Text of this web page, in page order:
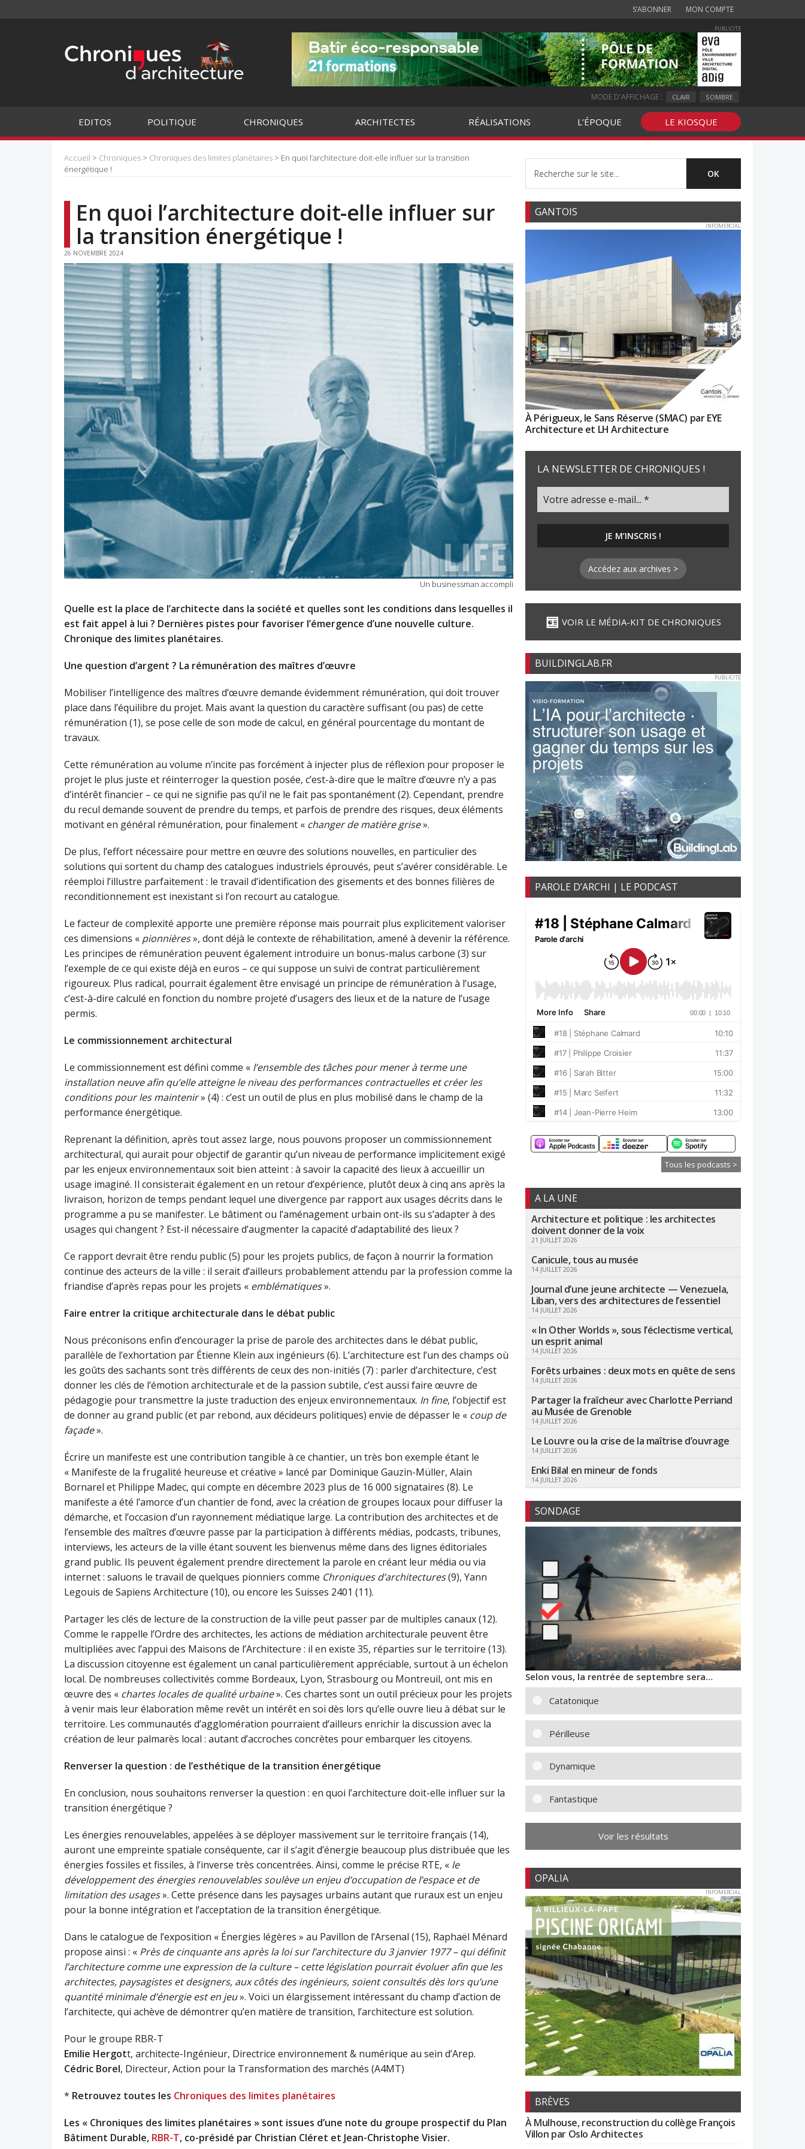
S’ABONNER MON COMPTE
PUBLICITE
MODE D'AFFICHAGE : CLAIR SOMBRE
EDITOS POLITIQUE CHRONIQUES ARCHITECTES RÉALISATIONS L’ÉPOQUE LE KIOSQUE
Accueil > Chroniques > Chroniques des limites planétaires > En quoi l’architecture doit-elle influer sur la transition
énergétique !
En quoi l’architecture doit-elle influer sur
la transition énergétique !
26 NOVEMBRE 2024
Un businessman accompli
Quelle est la place de l’architecte dans la société et quelles sont les conditions dans lesquelles il
est fait appel à lui ? Dernières pistes pour favoriser l’émergence d’une nouvelle culture.
Chronique des limites planétaires.
Une question d’argent ? La rémunération des maîtres d’œuvre
Mobiliser l’intelligence des maîtres d’œuvre demande évidemment rémunération, qui doit trouver
place dans l’équilibre du projet. Mais avant la question du caractère suffisant (ou pas) de cette
rémunération (1), se pose celle de son mode de calcul, en général pourcentage du montant de
travaux.
Cette rémunération au volume n’incite pas forcément à injecter plus de réflexion pour proposer le
projet le plus juste et réinterroger la question posée, c’est-à-dire que le maître d’œuvre n’y a pas
d’intérêt financier – ce qui ne signifie pas qu’il ne le fait pas spontanément (2). Cependant, prendre
du recul demande souvent de prendre du temps, et parfois de prendre des risques, deux éléments
motivant en général rémunération, pour finalement « changer de matière grise».
De plus, l’effort nécessaire pour mettre en œuvre des solutions nouvelles, en particulier des
solutions qui sortent du champ des catalogues industriels éprouvés, peut s’avérer considérable. Le
réemploi l’illustre parfaitement : le travail d’identification des gisements et des bonnes filières de
reconditionnement est inexistant si l’on recourt au catalogue.
Le facteur de complexité apporte une première réponse mais pourrait plus explicitement valoriser
ces dimensions « pionnières», dont déjà le contexte de réhabilitation, amené à devenir la référence.
Les principes de rémunération peuvent également introduire un bonus-malus carbone (3) sur
l’exemple de ce qui existe déjà en euros – ce qui suppose un suivi de contrat particulièrement
rigoureux. Plus radical, pourrait également être envisagé un principe de rémunération à l’usage,
c’est-à-dire calculé en fonction du nombre projeté d’usagers des lieux et de la nature de l’usage
permis.
Le commissionnement architectural
Le commissionnement est défini comme « l’ensemble des tâches pour mener à terme une
installation neuve afin qu’elle atteigne le niveau des performances contractuelles et créer les
conditions pour les maintenir» (4) : c’est un outil de plus en plus mobilisé dans le champ de la
performance énergétique.
Reprenant la définition, après tout assez large, nous pouvons proposer un commissionnement
architectural, qui aurait pour objectif de garantir qu’un niveau de performance implicitement exigé
par les enjeux environnementaux soit bien atteint : à savoir la capacité des lieux à accueillir un
usage imaginé. Il consisterait également en un retour d’expérience, plutôt deux à cinq ans après la
livraison, horizon de temps pendant lequel une divergence par rapport aux usages décrits dans le
programme a pu se manifester. Le bâtiment ou l’aménagement urbain ont-ils su s’adapter à des
usages qui changent ? Est-il nécessaire d’augmenter la capacité d’adaptabilité des lieux ?
Ce rapport devrait être rendu public (5) pour les projets publics, de façon à nourrir la formation
continue des acteurs de la ville : il serait d’ailleurs probablement attendu par la profession comme la
friandise d’après repas pour les projets « emblématiques».
Faire entrer la critique architecturale dans le débat public
Nous préconisons enfin d’encourager la prise de parole des architectes dans le débat public,
parallèle de l’exhortation par Étienne Klein aux ingénieurs (6). L’architecture est l’un des champs où
les goûts des sachants sont très différents de ceux des non-initiés (7) : parler d’architecture, c’est
donner les clés de l’émotion architecturale et de la passion subtile, c’est aussi faire œuvre de
pédagogie pour transmettre la juste traduction des enjeux environnementaux. In fine, l’objectif est
de donner au grand public (et par rebond, aux décideurs politiques) envie de dépasser le « coup de
façade».
Écrire un manifeste est une contribution tangible à ce chantier, un très bon exemple étant le
« Manifeste de la frugalité heureuse et créative » lancé par Dominique Gauzin-Müller, Alain
Bornarel et Philippe Madec, qui compte en décembre 2023 plus de 16 000 signataires (8). Le
manifeste a été l’amorce d’un chantier de fond, avec la création de groupes locaux pour diffuser la
démarche, et l’occasion d’un rayonnement médiatique large. La contribution des architectes et de
l’ensemble des maîtres d’œuvre passe par la participation à différents médias, podcasts, tribunes,
interviews, les acteurs de la ville étant souvent les bienvenus même dans des lignes éditoriales
grand public. Ils peuvent également prendre directement la parole en créant leur média ou via
internet : saluons le travail de quelques pionniers comme Chroniques d’architectures(9), Yann
Legouis de Sapiens Architecture (10), ou encore les Suisses 2401 (11).
Partager les clés de lecture de la construction de la ville peut passer par de multiples canaux (12).
Comme le rappelle l’Ordre des architectes, les actions de médiation architecturale peuvent être
multipliées avec l’appui des Maisons de l’Architecture : il en existe 35, réparties sur le territoire (13).
La discussion citoyenne est également un canal particulièrement appréciable, surtout à un échelon
local. De nombreuses collectivités comme Bordeaux, Lyon, Strasbourg ou Montreuil, ont mis en
œuvre des « chartes locales de qualité urbaine». Ces chartes sont un outil précieux pour les projets
à venir mais leur élaboration même revêt un intérêt en soi dès lors qu’elle ouvre lieu à débat sur le
territoire. Les communautés d’agglomération pourraient d’ailleurs enrichir la discussion avec la
création de leur palmarès local : autant d’accroches concrètes pour embarquer les citoyens.
Renverser la question : de l’esthétique de la transition énergétique
En conclusion, nous souhaitons renverser la question : en quoi l’architecture doit-elle influer sur la
transition énergétique ?
Les énergies renouvelables, appelées à se déployer massivement sur le territoire français (14),
auront une empreinte spatiale conséquente, car il s’agit d’énergie beaucoup plus distribuée que les
énergies fossiles et fissiles, à l’inverse très concentrées. Ainsi, comme le précise RTE, « le
développement des énergies renouvelables soulève un enjeu d’occupation de l’espace et de
limitation des usages». Cette présence dans les paysages urbains autant que ruraux est un enjeu
pour la bonne intégration et l’acceptation de la transition énergétique.
Dans le catalogue de l’exposition « Énergies légères » au Pavillon de l’Arsenal (15), Raphaël Ménard
propose ainsi : « Près de cinquante ans après la loi sur l’architecture du 3 janvier 1977 – qui définit
l’architecture comme une expression de la culture – cette législation pourrait évoluer afin que les
architectes, paysagistes et designers, aux côtés des ingénieurs, soient consultés dès lors qu’une
quantité minimale d’énergie est en jeu». Voici un élargissement intéressant du champ d’action de
l’architecte, qui achève de démontrer qu’en matière de transition, l’architecture est solution.
Pour le groupe RBR-T
Emilie Hergott, architecte-Ingénieur, Directrice environnement & numérique au sein d’Arep.
Cédric Borel, Directeur, Action pour la Transformation des marchés (A4MT)
* Retrouvez toutes les Chroniques des limites planétaires
Les « Chroniques des limites planétaires » sont issues d’une note du groupe prospectif du Plan
Bâtiment Durable, RBR-T, co-présidé par Christian Cléret et Jean-Christophe Visier.
GANTOIS
INFOMERCIAL
À Périgueux, le Sans Réserve (SMAC) par EYE
Architecture et LH Architecture
LA NEWSLETTER DE CHRONIQUES !
Accédez aux archives >
VOIR LE MÉDIA-KIT DE CHRONIQUES
BUILDINGLAB.FR
PUBLICITE
PAROLE D’ARCHI | LE PODCAST
Tous les podcasts >
A LA UNE
Architecture et politique : les architectes
doivent donner de la voix
21 JUILLET 2026
Canicule, tous au musée
14 JUILLET 2026
Journal d’une jeune architecte — Venezuela,
Liban, vers des architectures de l’essentiel
14 JUILLET 2026
« In Other Worlds », sous l’éclectisme vertical,
un esprit animal
14 JUILLET 2026
Forêts urbaines : deux mots en quête de sens
14 JUILLET 2026
Partager la fraîcheur avec Charlotte Perriand
au Musée de Grenoble
14 JUILLET 2026
Le Louvre ou la crise de la maîtrise d’ouvrage
14 JUILLET 2026
Enki Bilal en mineur de fonds
14 JUILLET 2026
SONDAGE
Selon vous, la rentrée de septembre sera…
Catatonique
Périlleuse
Dynamique
Fantastique
Voir les résultats
OPALIA
INFOMERCIAL
BRÈVES
À Mulhouse, reconstruction du collège François
Villon par Oslo Architectes